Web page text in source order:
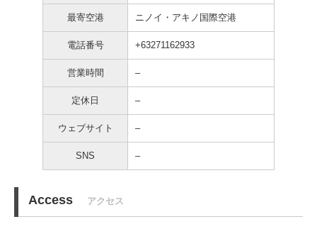
最寄空港 ニノイ・アキノ国際空港
電話番号 +63271162933
営業時間 –
定休日 –
ウェブサイト –
SNS –
Access アクセス